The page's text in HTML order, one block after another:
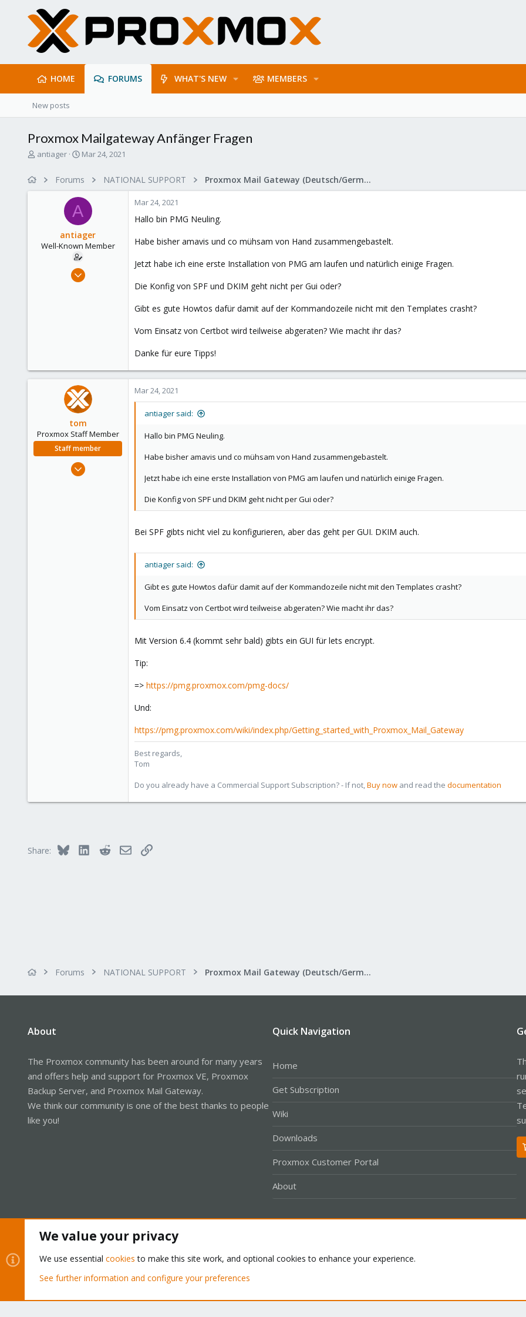
HOME FORUMS WHAT'S NEW MEMBERS
New posts
Proxmox Mailgateway Anfänger Fragen
T
antiager
S
r
t
a
t
e
Mar 24, 2021
Forums NATIONAL SUPPORT Proxmox Mail Gateway (Deutsch/German)
A
antiager
Well-Known Member
Jan 15, 2020
Mar 24, 2021
Hallo bin PMG Neuling.
Habe bisher amavis und co mühsam von Hand zusammengebastelt.
Jetzt habe ich eine erste Installation von PMG am laufen und natürlich einige Fragen.
Die Konfig von SPF und DKIM geht nicht per Gui oder?
Gibt es gute Howtos dafür damit auf der Kommandozeile nicht mit den Templates crasht?
Vom Einsatz von Certbot wird teilweise abgeraten? Wie macht ihr das?
Danke für eure Tipps!
tom
Proxmox Staff Member
Staff member
Aug 29, 2006
Mar 24, 2021
antiager said:
Hallo bin PMG Neuling.
Habe bisher amavis und co mühsam von Hand zusammengebastelt.
Jetzt habe ich eine erste Installation von PMG am laufen und natürlich einige Fragen.
Die Konfig von SPF und DKIM geht nicht per Gui oder?
Bei SPF gibts nicht viel zu konfigurieren, aber das geht per GUI. DKIM auch.
antiager said:
Gibt es gute Howtos dafür damit auf der Kommandozeile nicht mit den Templates crasht?
Vom Einsatz von Certbot wird teilweise abgeraten? Wie macht ihr das?
Mit Version 6.4 (kommt sehr bald) gibts ein GUI für lets encrypt.
Tip:
=> https://pmg.proxmox.com/pmg-docs/
Und:
https://pmg.proxmox.com/wiki/index.php/Getting_started_with_Proxmox_Mail_Gateway
Best regards,
Tom
Do you already have a Commercial Support Subscription? - If not,Buy now and read the documentation
Share: Bluesky LinkedInRedditEmailLink
Forums NATIONAL SUPPORT Proxmox Mail Gateway (Deutsch/German)
About
The Proxmox community has been around for many years
and offers help and support for Proxmox VE, Proxmox
Backup Server, and Proxmox Mail Gateway.
We think our community is one of the best thanks to people
like you!
Quick Navigation
Home
Get Subscription
Wiki
Downloads
Proxmox Customer Portal
About
Community platform by XenForo® © 2010-2026 XenForo Ltd.
We value your privacy
We use essential cookies to make this site work, and optional cookies to enhance your experience.
See further information and configure your preferences